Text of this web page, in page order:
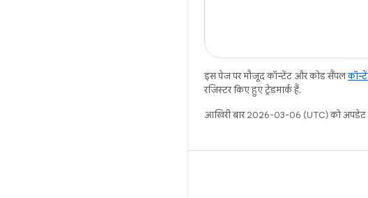
इस पेज पर मौजूद कॉन्टेंट और कोड सैंपल
रजिस्टर किए हुए ट्रेडमार्क हैं.
आखिरी बार 2026-03-06 (UTC) को अपडेट